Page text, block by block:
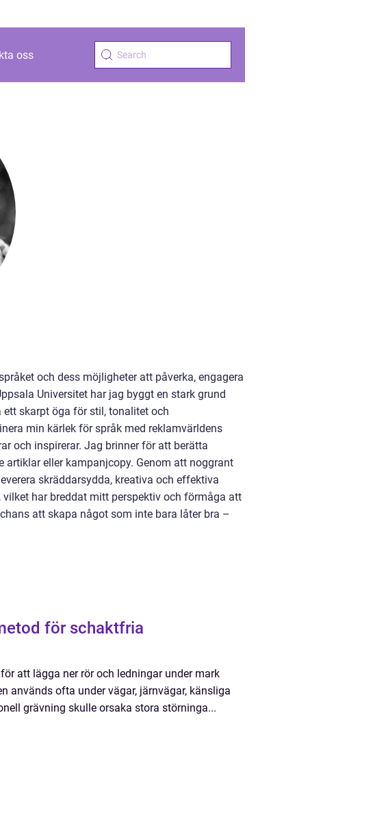
oss
och dess möjligheter att påverka, engagera
Universitet har jag byggt en stark grund
skarpt öga för stil, tonalitet och
min kärlek för språk med reklamvärldens
och inspirerar. Jag brinner för att berätta
artiklar eller kampanjcopy. Genom att noggrant
skräddarsydda, kreativa och effektiva
har breddat mitt perspektiv och förmåga att
att skapa något som inte bara låter bra –
att lägga ner rör och ledningar under mark
används ofta under vägar, järnvägar, känsliga
grävning skulle orsaka stora störninga...